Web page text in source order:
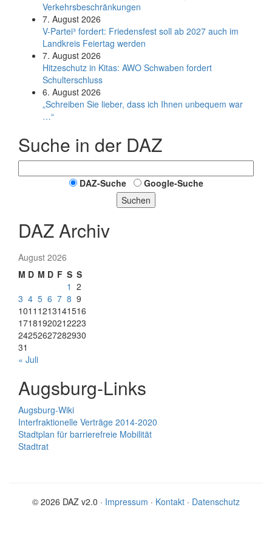
Verkehrsbeschränkungen
7. August 2026
V-Partei­³ fordert: Friedens­fest soll ab 2027 auch im
Land­kreis Feier­tag werden
7. August 2026
Hitzeschutz in Kitas: AWO Schwaben fordert
Schulterschluss
6. August 2026
„Schreiben Sie lieber, dass ich Ihnen unbequem war
…“
Suche in der DAZ
DAZ-Suche
Google-Suche
Suchen
DAZ Archiv
August 2026
M D M D F S S
1 2
3 4 5 6 7 8 9
1011 1213141516
17181920212223
24252627282930
31
« Juli
Augsburg-Links
Augsburg-Wiki
Interfraktionelle Verträge 2014-2020
Stadtplan für barrierefreie Mobilität
Stadtrat
© 2026 DAZ v2.0 · Impressum · Kontakt · Datenschutz